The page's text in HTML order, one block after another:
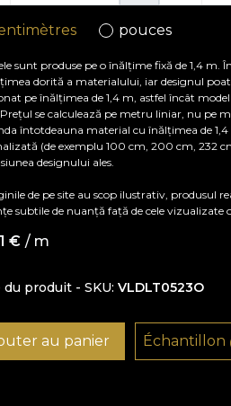
pouces
sunt produse pe o înălțime fixă de 1,4 m.
dorită a materialului, iar designul
pe înălțimea de 1,4 m, astfel încât
se calculează pe metru liniar, nu pe
întotdeauna material cu înălțimea de
(de exemplu 100 cm, 200 cm, 232
designului ales.
de pe site au scop ilustrativ, produsul
subtile de nuanță față de cele vizualizate
€ / m
du produit - SKU VLDLT0523O
au panier Échantillon